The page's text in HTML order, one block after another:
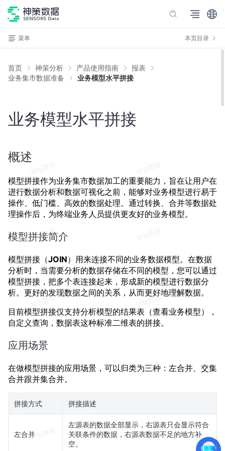
菜单 本页目录
首页 神策分析 产品使用指南
报表
业务集市数据准备
业务模型水平拼接
业务模型水平拼接
概述
模型拼接作为业务集市数据加工的重要能力，旨在让用户在
进行数据分析和数据可视化之前，能够对业务模型进行易于
操作、低门槛、高效的数据处理。通过转换、合并等数据处
理操作后，为终端业务人员提供更友好的业务模型。
模型拼接简介
模型拼接（JOIN）用来连接不同的业务数据模型。在数据
分析时，当需要分析的数据存储在不同的模型，您可以通过
模型拼接，把多个表连接起来，形成新的模型进行数据分
析。更好的发现数据之间的关系，从而更好地理解数据。
目前模型拼接仅支持分析模型的结果表（查看业务模型），
自定义查询，数据表这种标准二维表的拼接。
应用场景
在做模型拼接的应用场景，可以归类为三种：左合并、交集
合并跟并集合并。
拼接方式 拼接描述
左合并
左源表的数据全部显示，右源表只会显示符合
关联条件的数据，右源表数据不足的地方补
空。